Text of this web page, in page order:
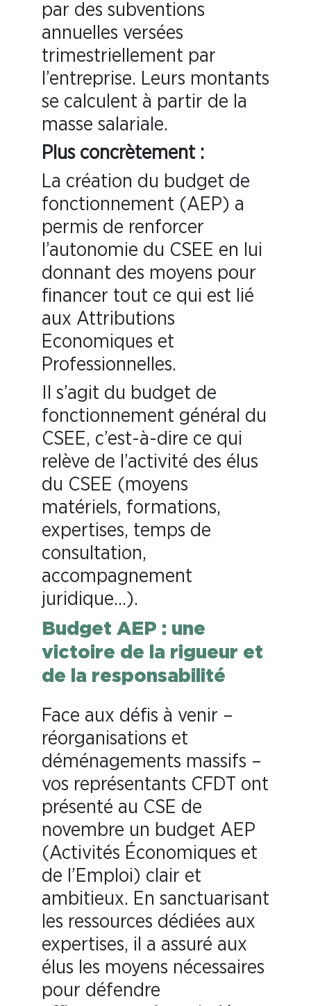
par des subventions
annuelles versées
trimestriellement par
l’entreprise. Leurs montants
se calculent à partir de la
masse salariale.
Plus concrètement :
La création du budget de
fonctionnement (AEP) a
permis de renforcer
l’autonomie du CSEE en lui
donnant des moyens pour
financer tout ce qui est lié
aux Attributions
Economiques et
Professionnelles.
Il s’agit du budget de
fonctionnement général du
CSEE, c’est-à-dire ce qui
relève de l’activité des élus
du CSEE (moyens
matériels, formations,
expertises, temps de
consultation,
accompagnement
juridique…).
Budget AEP : une
victoire de la rigueur et
de la responsabilité
Face aux défis à venir –
réorganisations et
déménagements massifs –
vos représentants CFDT ont
présenté au CSE de
novembre un budget AEP
(Activités Économiques et
de l’Emploi) clair et
ambitieux. En sanctuarisant
les ressources dédiées aux
expertises, il a assuré aux
élus les moyens nécessaires
pour défendre